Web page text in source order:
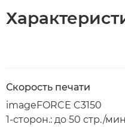
Скорость печати
imageFORCE C3150
1-сторон.: до 50 стр./